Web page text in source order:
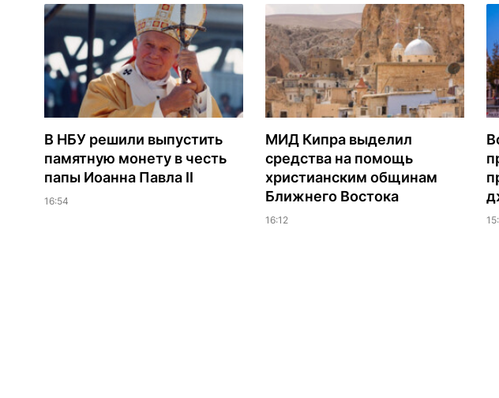
В НБУ решили выпустить
памятную монету в честь
папы Иоанна Павла II
16:54
МИД Кипра выделил
средства на помощь
христианским общинам
Ближнего Востока
16:12